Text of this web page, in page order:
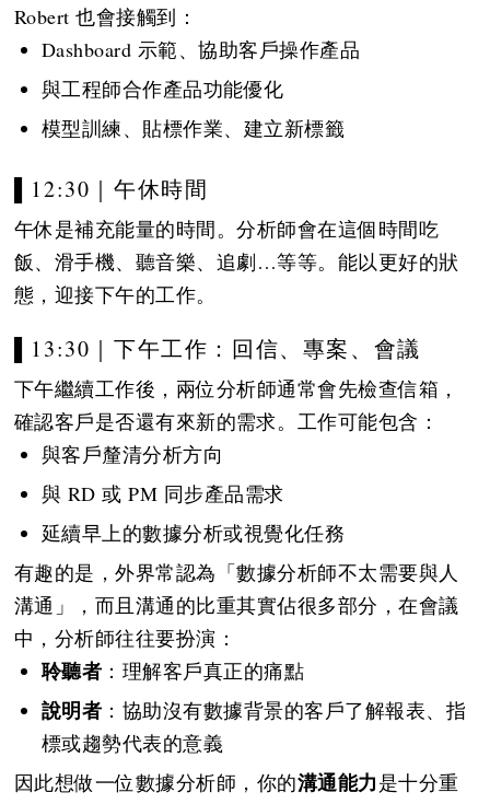
Robert 也會接觸到：
Dashboard 示範、協助客戶操作產品
與工程師合作產品功能優化
模型訓練、貼標作業、建立新標籤
▌12:30｜午休時間
午休是補充能量的時間。分析師會在這個時間吃
飯、滑手機、聽音樂、追劇…等等。能以更好的狀
態，迎接下午的工作。
▌13:30｜下午工作：回信、專案、會議
下午繼續工作後，兩位分析師通常會先檢查信箱，
確認客戶是否還有來新的需求。工作可能包含：
與客戶釐清分析方向
與 RD 或 PM 同步產品需求
延續早上的數據分析或視覺化任務
有趣的是，外界常認為「數據分析師不太需要與人
溝通」，而且溝通的比重其實佔很多部分，在會議
中，分析師往往要扮演：
聆聽者 ：理解客戶真正的痛點
說明者 ：協助沒有數據背景的客戶了解報表、指
標或趨勢代表的意義
因此想做一位數據分析師，你的溝通能力是十分重